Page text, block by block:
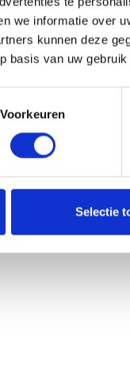
we informatie over
kunnen deze
basis van uw
Voorkeuren
Selectie
showroom kun je
bieden we
klanten
van
jouw kozijnen